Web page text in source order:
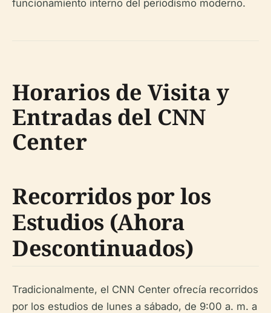
funcionamiento interno del periodismo moderno.
Horarios de Visita y
Entradas del CNN
Center
Recorridos por los
Estudios (Ahora
Descontinuados)
Tradicionalmente, el CNN Center ofrecía recorridos
por los estudios de lunes a sábado, de 9:00 a. m. a